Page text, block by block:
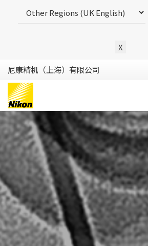
X
尼康精机（上海）有限公司